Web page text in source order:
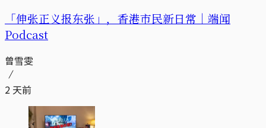
「伸张正义报东张」，香港市民新日常｜端闻
Podcast
曾雪雯
2 天前